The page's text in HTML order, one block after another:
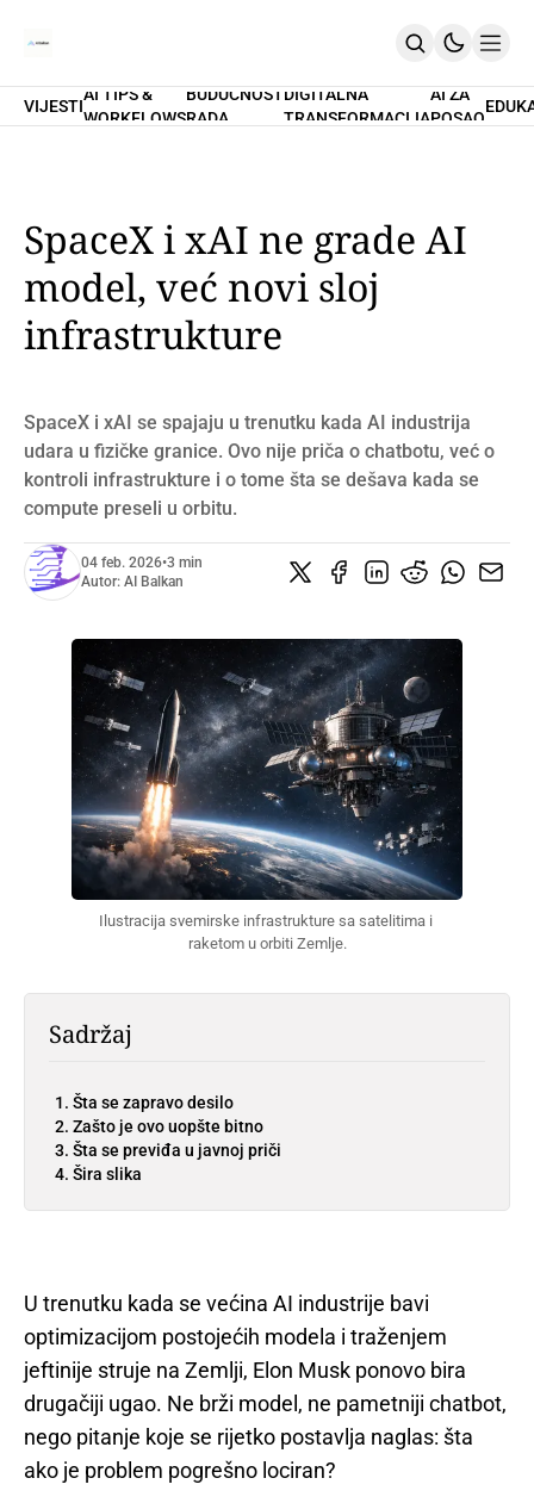
Home
PRETPLATI SE
VIJESTI
AI TIPS &
WORKFLOWS
BUDUĆNOST
RADA
DIGITALNA
TRANSFORMACIJA
AI ZA
POSAO
SpaceX i xAI ne grade AI
model, već novi sloj
infrastrukture
SpaceX i xAI se spajaju u trenutku kada AI industrija
udara u fizičke granice. Ovo nije priča o chatbotu, već o
kontroli infrastrukture i o tome šta se dešava kada se
compute preseli u orbitu.
04 feb. 2026•3 min
Autor: AI Balkan
Ilustracija svemirske infrastrukture sa satelitima i
raketom u orbiti Zemlje.
Sadržaj
Šta se zapravo desilo
Zašto je ovo uopšte bitno
Šta se previđa u javnoj priči
Šira slika
U trenutku kada se većina AI industrije bavi
optimizacijom postojećih modela i traženjem
jeftinije struje na Zemlji, Elon Musk ponovo bira
drugačiji ugao. Ne brži model, ne pametniji chatbot,
nego pitanje koje se rijetko postavlja naglas: šta
ako je problem pogrešno lociran?